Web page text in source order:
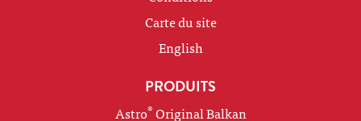
Carte du site
English
PRODUITS
Astro® Original Balkan